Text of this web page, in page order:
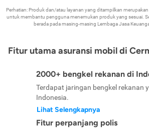
Perhatian: Produk dan/atau layanan yang ditampilkan
untuk membantu pengguna menemukan produk yang sesuai.
berada pada masing-masing Lembaga Jasa
Fitur utama asuransi mobil di
2000+ bengkel rekanan di
Terdapat jaringan bengkel rekanan
Indonesia.
Lihat Selengkapnya
Fitur perpanjang polis